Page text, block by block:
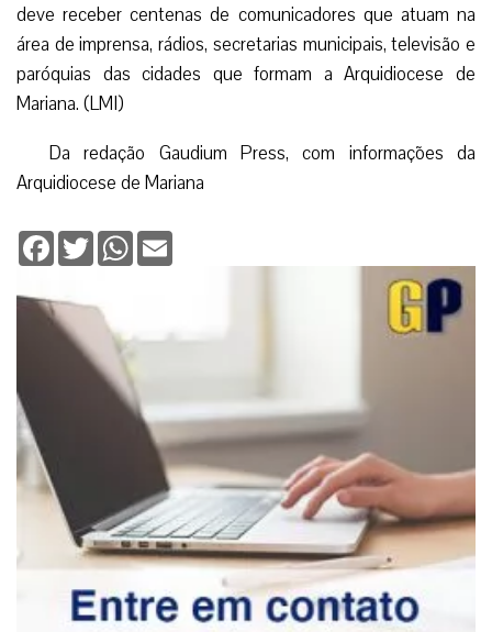
deve receber centenas de comunicadores que atuam na
área de imprensa, rádios, secretarias municipais, televisão e
paróquias das cidades que formam a Arquidiocese de
Mariana. (LMI)
Da redação Gaudium Press, com informações da
Arquidiocese de Mariana
Facebook
TwitterWhatsApp